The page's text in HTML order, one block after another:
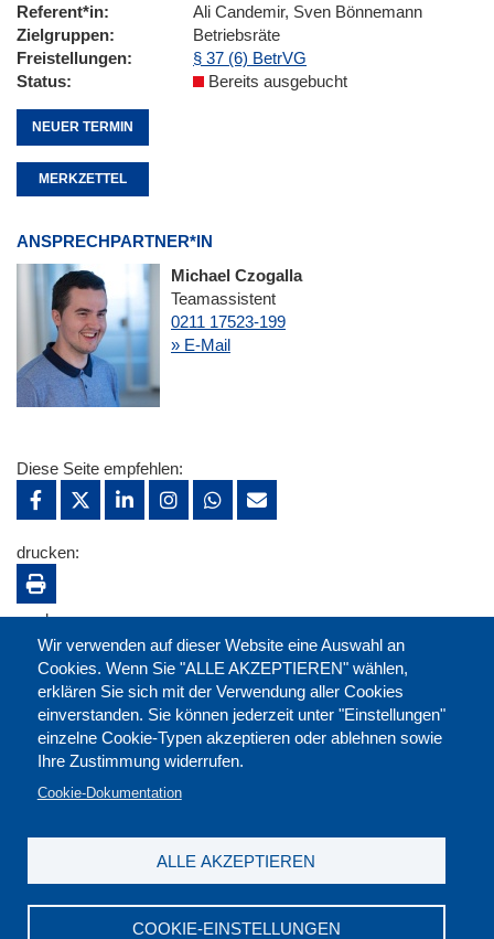
Referent*in
Ali Candemir, Sven Bönnemann
Zielgruppen
Betriebsräte
Freistellungen
§ 37 (6) BetrVG
Status
Bereits ausgebucht
NEUER TERMIN
MERKZETTEL
ANSPRECHPARTNER*IN
Michael Czogalla
Teamassistent
0211 17523-199
» E-Mail
Wir verwenden auf dieser Website eine Auswahl an
Cookies. Wenn Sie "ALLE AKZEPTIEREN" wählen,
erklären Sie sich mit der Verwendung aller Cookies
einverstanden. Sie können jederzeit unter "Einstellungen"
einzelne Cookie-Typen akzeptieren oder ablehnen sowie
Ihre Zustimmung widerrufen.
Cookie-Dokumentation
COOKIE-EINSTELLUNGEN
ALLE AKZEPTIEREN
Diese Seite empfehlen:
drucken:
merken: